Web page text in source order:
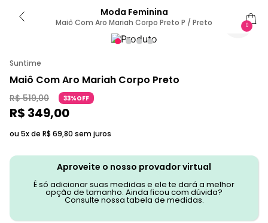
Moda Feminina
Maiô Com Aro Mariah Corpo Preto P / Preto 0
Suntime
Maiô Com Aro Mariah Corpo Preto
R$ 519,00 33%OFF
R$ 349,00
ou 5x de R$ 69,80 sem juros
Aproveite o nosso provador virtual
É só adicionar suas medidas e ele te dará a melhor
opção de tamanho. Ainda ficou com dúvida?
Consulte nossa tabela de medidas.